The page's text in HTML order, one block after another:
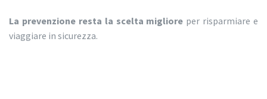
La prevenzione resta la scelta migliore per risparmiare e
viaggiare in sicurezza.